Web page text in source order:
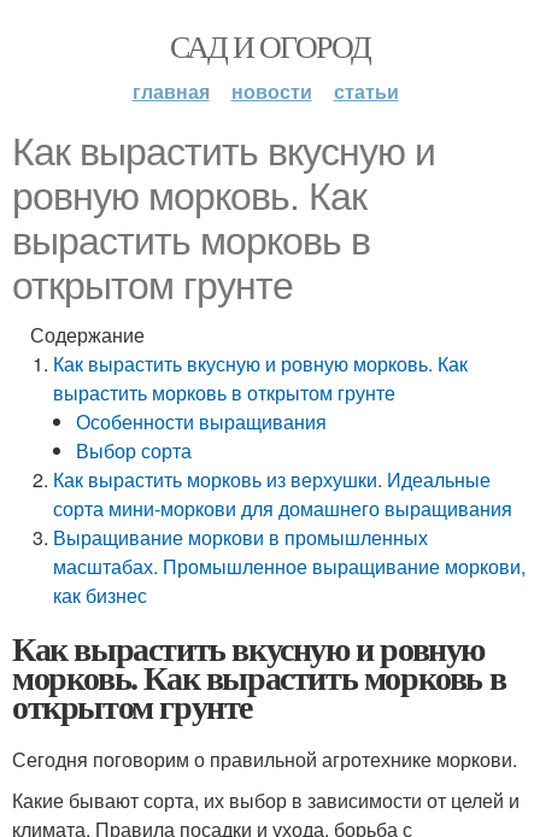
САД И ОГОРОД
главная новости статьи
Как вырастить вкусную и
ровную морковь. Как
вырастить морковь в
открытом грунте
Содержание
Как вырастить вкусную и ровную морковь. Как
вырастить морковь в открытом грунте
Особенности выращивания
Выбор сорта
Как вырастить морковь из верхушки. Идеальные
сорта мини-моркови для домашнего выращивания
Выращивание моркови в промышленных
масштабах. Промышленное выращивание моркови,
как бизнес
Как вырастить вкусную и ровную
морковь. Как вырастить морковь в
открытом грунте
Сегодня поговорим о правильной агротехнике моркови.
Какие бывают сорта, их выбор в зависимости от целей и
климата. Правила посадки и ухода, борьба с